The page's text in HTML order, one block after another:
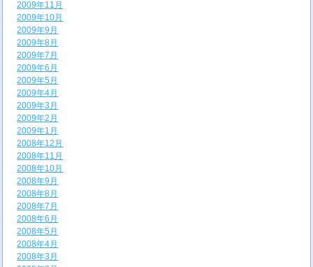
2009年11月
2009年10月
2009年9月
2009年8月
2009年7月
2009年6月
2009年5月
2009年4月
2009年3月
2009年2月
2009年1月
2008年12月
2008年11月
2008年10月
2008年9月
2008年8月
2008年7月
2008年6月
2008年5月
2008年4月
2008年3月